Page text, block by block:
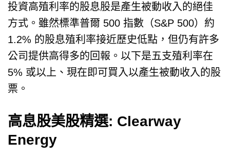
投資高殖利率的股息股是產生被動收入的絕佳
方式。雖然標準普爾 500 指數（S&P 500）約
1.2% 的股息殖利率接近歷史低點，但仍有許多
公司提供高得多的回報。以下是五支殖利率在
5% 或以上、現在即可買入以產生被動收入的股
票。
高息股美股精選: Clearway
Energy